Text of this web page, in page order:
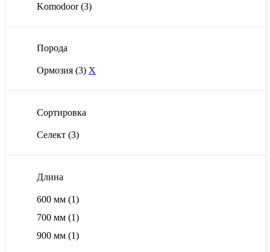
Komodoor(3)
Порода
Ормозия (3) X
Сортировка
Селект (3)
Длина
600 мм (1)
700 мм (1)
900 мм (1)